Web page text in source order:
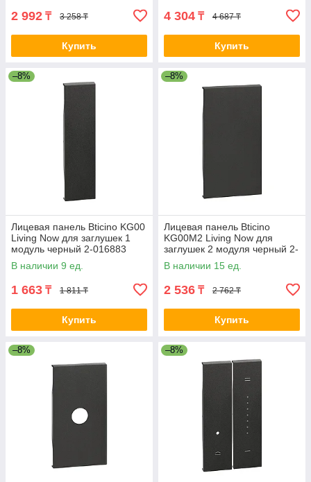
2 992 ₸ 3 258 ₸
Купить
4 304 ₸ 4 687 ₸
Купить
–8%
Лицевая панель Bticino KG00
Living Now для заглушек 1
модуль черный 2-016883
В наличии 9 ед.
1 663 ₸ 1 811 ₸
Купить
–8%
Лицевая панель Bticino
KG00М2 Living Now для
заглушек 2 модуля черный 2-
016886 KG00M2
В наличии 15 ед.
2 536 ₸ 2 762 ₸
Купить
–8% –8%